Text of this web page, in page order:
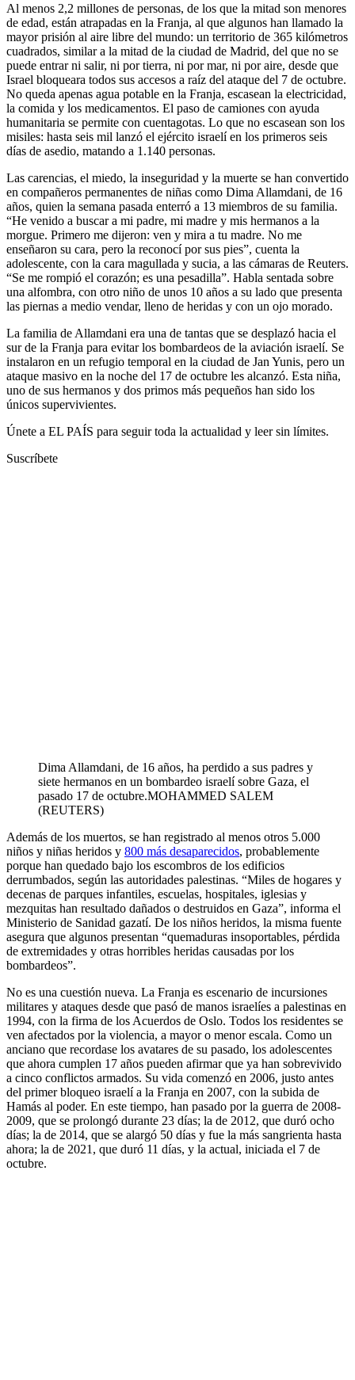
Al menos 2,2 millones de personas, de los que la mitad son menores
de edad, están atrapadas en la Franja, al que algunos han llamado la
mayor prisión al aire libre del mundo: un territorio de 365 kilómetros
cuadrados, similar a la mitad de la ciudad de Madrid, del que no se
puede entrar ni salir, ni por tierra, ni por mar, ni por aire, desde que
Israel bloqueara todos sus accesos a raíz del ataque del 7 de octubre.
No queda apenas agua potable en la Franja, escasean la electricidad,
la comida y los medicamentos. El paso de camiones con ayuda
humanitaria se permite con cuentagotas. Lo que no escasean son los
misiles: hasta seis mil lanzó el ejército israelí en los primeros seis
días de asedio, matando a 1.140 personas.
Las carencias, el miedo, la inseguridad y la muerte se han convertido
en compañeros permanentes de niñas como Dima Allamdani, de 16
años, quien la semana pasada enterró a 13 miembros de su familia.
“He venido a buscar a mi padre, mi madre y mis hermanos a la
morgue. Primero me dijeron: ven y mira a tu madre. No me
enseñaron su cara, pero la reconocí por sus pies”, cuenta la
adolescente, con la cara magullada y sucia, a las cámaras de Reuters.
“Se me rompió el corazón; es una pesadilla”. Habla sentada sobre
una alfombra, con otro niño de unos 10 años a su lado que presenta
las piernas a medio vendar, lleno de heridas y con un ojo morado.
La familia de Allamdani era una de tantas que se desplazó hacia el
sur de la Franja para evitar los bombardeos de la aviación israelí. Se
instalaron en un refugio temporal en la ciudad de Jan Yunis, pero un
ataque masivo en la noche del 17 de octubre les alcanzó. Esta niña,
uno de sus hermanos y dos primos más pequeños han sido los
únicos supervivientes.
Únete a EL PAÍS para seguir toda la actualidad y leer sin límites.
Suscríbete
Dima Allamdani, de 16 años, ha perdido a sus padres y
siete hermanos en un bombardeo israelí sobre Gaza, el
pasado 17 de octubre.MOHAMMED SALEM
(REUTERS)
Además de los muertos, se han registrado al menos otros 5.000
niños y niñas heridos y 800 más desaparecidos, probablemente
porque han quedado bajo los escombros de los edificios
derrumbados, según las autoridades palestinas. “Miles de hogares y
decenas de parques infantiles, escuelas, hospitales, iglesias y
mezquitas han resultado dañados o destruidos en Gaza”, informa el
Ministerio de Sanidad gazatí. De los niños heridos, la misma fuente
asegura que algunos presentan “quemaduras insoportables, pérdida
de extremidades y otras horribles heridas causadas por los
bombardeos”.
No es una cuestión nueva. La Franja es escenario de incursiones
militares y ataques desde que pasó de manos israelíes a palestinas en
1994, con la firma de los Acuerdos de Oslo. Todos los residentes se
ven afectados por la violencia, a mayor o menor escala. Como un
anciano que recordase los avatares de su pasado, los adolescentes
que ahora cumplen 17 años pueden afirmar que ya han sobrevivido
a cinco conflictos armados. Su vida comenzó en 2006, justo antes
del primer bloqueo israelí a la Franja en 2007, con la subida de
Hamás al poder. En este tiempo, han pasado por la guerra de 2008-
2009, que se prolongó durante 23 días; la de 2012, que duró ocho
días; la de 2014, que se alargó 50 días y fue la más sangrienta hasta
ahora; la de 2021, que duró 11 días, y la actual, iniciada el 7 de
octubre.